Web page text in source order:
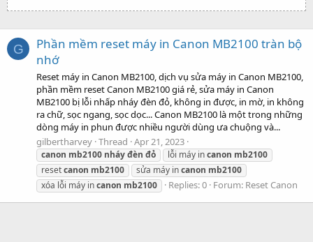
G
Phần mềm reset máy in Canon MB2100 tràn bộ
nhớ
Reset máy in Canon MB2100, dịch vụ sửa máy in Canon MB2100,
phần mềm reset Canon MB2100 giá rẻ, sửa máy in Canon
MB2100 bị lỗi nhấp nháy đèn đỏ, không in được, in mờ, in không
ra chữ, sọc ngang, sọc dọc... Canon MB2100 là một trong những
dòng máy in phun được nhiều người dùng ưa chuộng và...
gilbertharvey Thread Apr 21, 2023
canon mb2100 nháyđèn đỏ lỗi máy incanon mb2100
resetcanon mb2100 sửa máy incanon mb2100
xóa lỗi máy incanon mb2100 Replies: 0 Forum: Reset Canon